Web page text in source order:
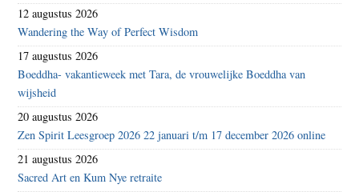
12 augustus 2026
Wandering the Way of Perfect Wisdom
17 augustus 2026
Boeddha- vakantieweek met Tara, de vrouwelijke Boeddha van
wijsheid
20 augustus 2026
Zen Spirit Leesgroep 2026 22 januari t/m 17 december 2026 online
21 augustus 2026
Sacred Art en Kum Nye retraite